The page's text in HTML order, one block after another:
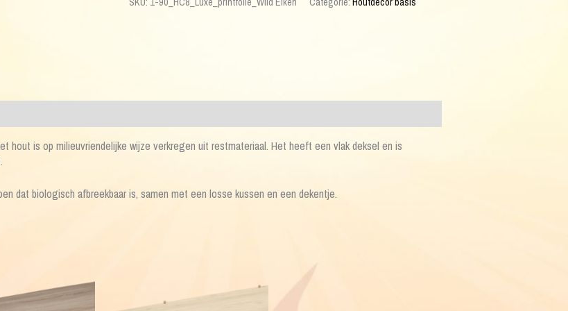
met
hout is op milieuvriendelijke wijze verkregen uit restmateriaal. Het heeft een vlak deksel en is
dat biologisch afbreekbaar is, samen met een losse kussen en een dekentje.